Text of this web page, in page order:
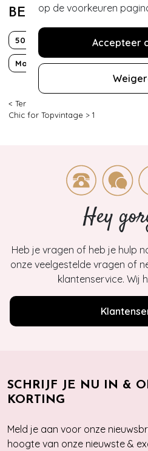
op de voorkeuren
Accepteer
BEKIJK MEER VAN
50s Classy chic
Mouwloos Over de knie
< Terug
Chic for Topvintage > 1
Hey
Heb je vragen of heb je hulp
onze veelgestelde vragen of
klantenservice. Wij
SCHRIJF JE NU IN &
KORTING
Meld je aan voor onze
hoogte van onze nieuwste &